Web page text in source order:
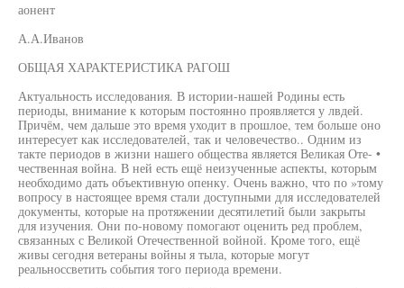
аонент
А.А.Иванов
ОБЩАЯ ХАРАКТЕРИСТИКА РАГОШ
Актуальность исследования. В истории-нашей Родины есть
периоды, внимание к которым постоянно проявляется у лвдей.
Причём, чем дальше это время уходит в прошлое, тем больше оно
интересует как исследователей, так и человечество.. Одним из
такте периодов в жизни нашего общества является Великая Оте- •
чественная война. В ней есть ещё неизученные аспекты, которым
необходимо дать объективную опенку. Очень важно, что по »тому
вопросу в настоящее время стали доступными для исследователей
документы, которые на протяжении десятилетий были закрыты
для изучения. Они по-новому помогают оценить ред проблем,
связанных с Великой Отечественной войной. Кроме того, ещё
живы сегодня ветераны войны я тыла, которые могут
реальноссветить события того периода времени.